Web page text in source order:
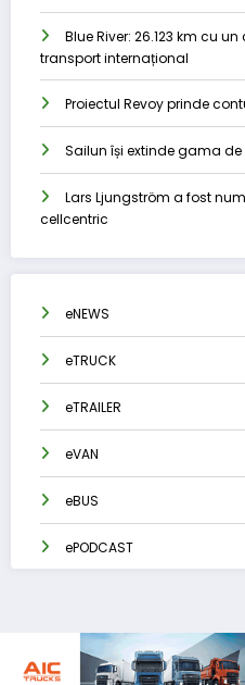
Blue River: 26.123 km cu
transport internațional
Proiectul Revoy prinde
Sailun își extinde gama
Lars Ljungström a fost
cellcentric
eNEWS
eTRUCK
eTRAILER
eVAN
eBUS
ePODCAST